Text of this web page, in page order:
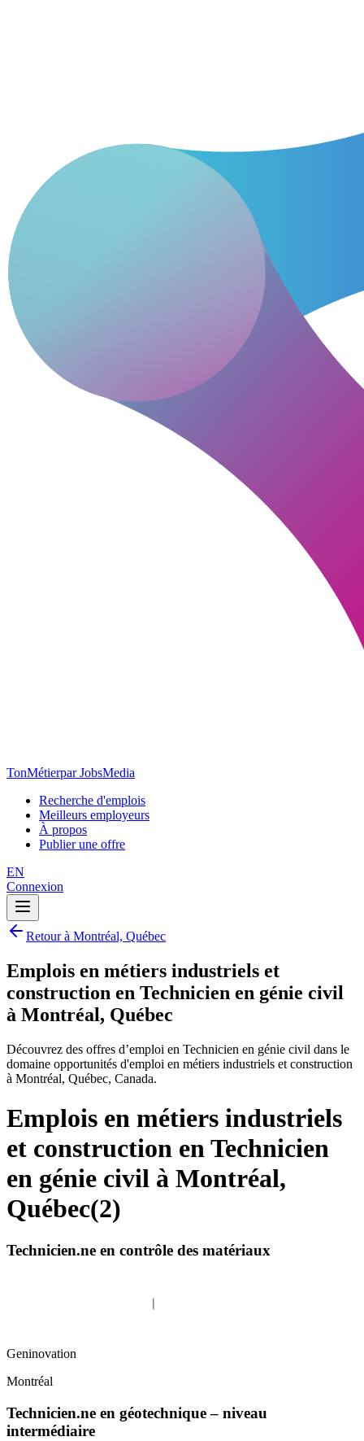
TonMétierpar JobsMedia
Recherche d'emplois
Meilleurs employeurs
À propos
Publier une offre
EN
Connexion
Retour à Montréal, Québec
Emplois en métiers industriels et
construction en Technicien en génie civil
à Montréal, Québec
Découvrez des offres d’emploi en Technicien en génie civil dans le
domaine opportunités d'emploi en métiers industriels et construction
à Montréal, Québec, Canada.
Emplois en métiers industriels
et construction en Technicien
en génie civil à Montréal,
Québec(2)
Technicien.ne en contrôle des matériaux
Geninovation
Montréal
Technicien.ne en géotechnique – niveau
intermédiaire